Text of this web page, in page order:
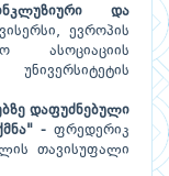
და
ევროპის
ასოციაციის
დაფუძნებული
-ფრედერიკ
თავისუფალი